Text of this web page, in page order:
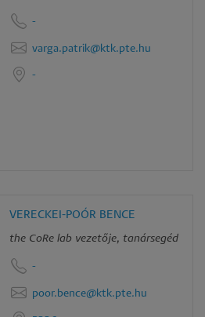
-
varga.patrik@ktk.pte.hu
-
VERECKEI-POÓR BENCE
the CoRe lab vezetője, tanársegéd
-
poor.bence@ktk.pte.hu